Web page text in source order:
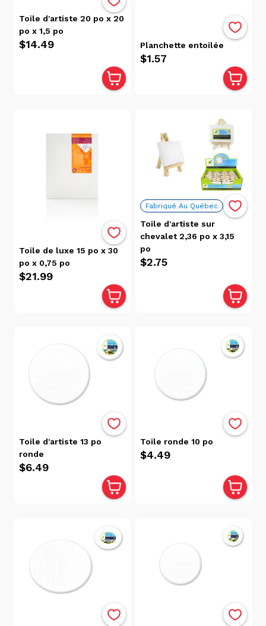
Toile d'artiste 20 po x 20
po x 1,5 po
$14.49 Planchette entoilée
$1.57
Toile de luxe 15 po x 30
po x 0,75 po
$21.99
Fabriqué Au Québec
Toile d'artiste sur
chevalet 2,36 po x 3,15
po
$2.75
Toile d'artiste 13 po
ronde
$6.49
Toile ronde 10 po
$4.49